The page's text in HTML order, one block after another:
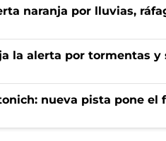
naranja por lluvias,
la alerta por tormentas y
nueva pista pone el